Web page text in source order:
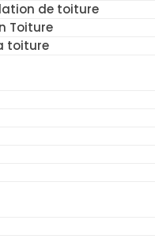
de toiture
Toiture
toiture